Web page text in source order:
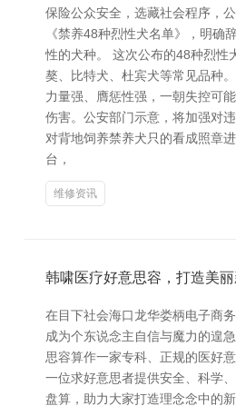
保险公众安全，选藏社会程序，
《禁养48种烈性犬名单》，明确
性的犬种。 这次公布的48种烈性
獒、比特犬、杜宾犬等常见品种
力量强、膺惩性强，一朝失控可
伤害。公安部门示意，将加强对
对背地饲养禁养犬只的看成照章
台，
维修资讯
韩啸医疗好意思容，打造美丽
在目下社会海口龙华娄柄电子商
成为个东说念主自信与魔力的遑
思容算作一家专科、正规的医好
一位求好意思者提供安全、科学
盘算，助力大家打造理念念中的